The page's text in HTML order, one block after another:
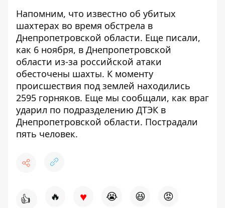
Напомним, что известно об убитых
шахтерах во время обстрела в
Днепропетровской области. Еще писали,
как 6 ноября, в Днепропетровской
области из-за российской атаки
обесточены шахты. К моменту
происшествия под землей находились
2595 горняков. Еще мы сообщали, как враг
ударил по подразделению ДТЭК в
Днепропетровской области. Пострадали
пять человек.
👍 🔥 ♥ 😭 😆 😡